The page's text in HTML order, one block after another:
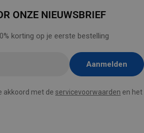
ONZE NIEUWSBRIEF
korting op je eerste bestelling
Aanmelden
akkoord met de servicevoorwaarden en het